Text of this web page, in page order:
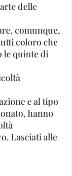
delle
comunque,
coloro che
le quinte di
e al tipo
hanno
Lasciati alle